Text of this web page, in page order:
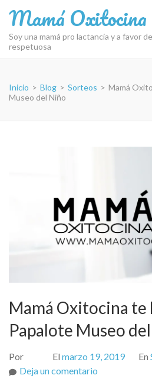
contenido
(presiona
Intro)
Mamá Oxitocina
Soy una mamá pro lactancia y a favor
respetuosa
Inicio > Blog > Sorteos > Mamá
Museo del Niño
Mamá Oxitocina te
Papalote Museo
Por El marzo 19, 2019 En
Deja un comentario